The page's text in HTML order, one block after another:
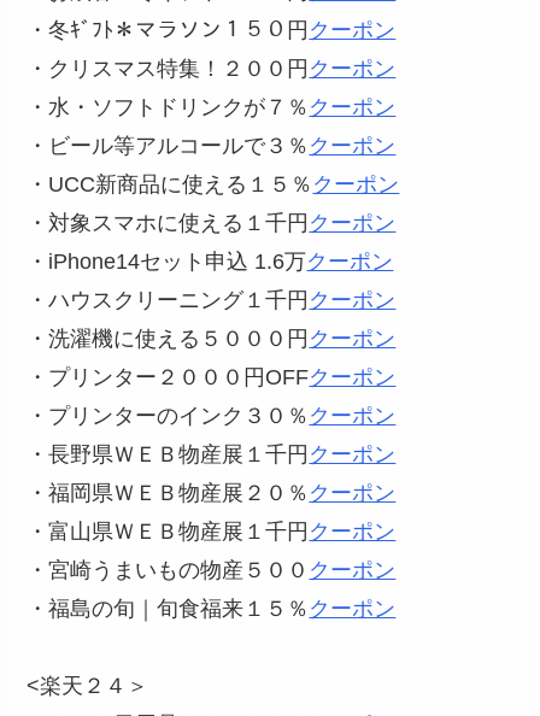
・冬ｷﾞﾌﾄ＊マラソン１５０円 クーポン
・クリスマス特集！２００円 クーポン
・水・ソフトドリンクが７％ クーポン
・ビール等アルコールで３％ クーポン
・UCC新商品に使える１５％ クーポン
・対象スマホに使える１千円 クーポン
・iPhone14セット申込 1.6万クーポン
・ハウスクリーニング１千円 クーポン
・洗濯機に使える５０００円 クーポン
・プリンター２０００円OFFクーポン
・プリンターのインク３０％ クーポン
・長野県ＷＥＢ物産展１千円 クーポン
・福岡県ＷＥＢ物産展２０％ クーポン
・富山県ＷＥＢ物産展１千円 クーポン
・宮崎うまいもの物産５００ クーポン
・福島の旬｜旬食福来１５％ クーポン
<楽天２４＞